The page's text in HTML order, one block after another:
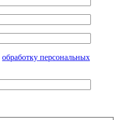
обработку персональных